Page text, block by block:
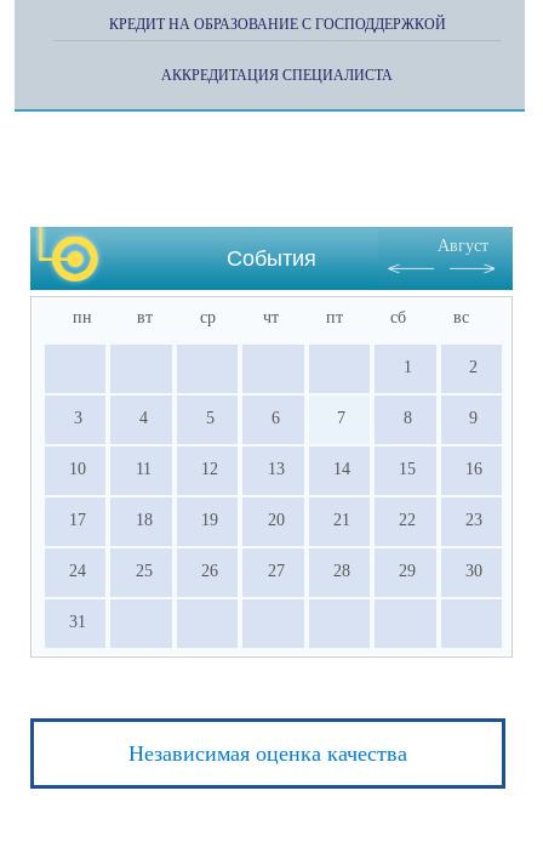
КРЕДИТ НА ОБРАЗОВАНИЕ С ГОСПОДДЕРЖКОЙ
АККРЕДИТАЦИЯ СПЕЦИАЛИСТА
События
Август
пн вт ср чт пт сб вс
1 2
3 4 5 6 7 8 9
10 11 12 13 14 15 16
17 18 19 20 21 22 23
24 25 26 27 28 29 30
31
Независимая оценка качества